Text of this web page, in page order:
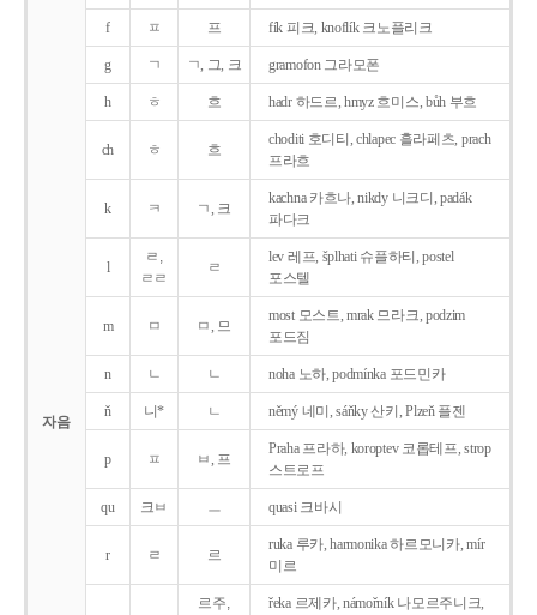
자음
f ㅍ 프 fík 피크, knoflík 크노플리크
g ㄱ ㄱ, 그, 크 gramofon 그라모폰
h ㅎ 흐 hadr 하드르, hmyz 흐미스, bůh 부흐
ch ㅎ 흐
choditi 호디티, chlapec 흘라페츠, prach
프라흐
k ㅋ ㄱ, 크
kachna 카흐나, nikdy 니크디, padák
파다크
l
ㄹ,
ㄹㄹ
ㄹ
lev 레프, šplhati 슈플하티, postel
포스텔
m ㅁ ㅁ, 므
most 모스트, mrak 므라크, podzim
포드짐
n ㄴ ㄴ noha 노하, podmínka 포드민카
ň 니* ㄴ němý 네미, sáňky 산키, Plzeň 플젠
p ㅍ ㅂ, 프
Praha 프라하, koroptev 코롭테프, strop
스트로프
qu 크ㅂ ㅡ quasi 크바시
r ㄹ 르
ruka 루카, harmonika 하르모니카, mír
미르
르주,
řeka 르제카, námořník 나모르주니크,